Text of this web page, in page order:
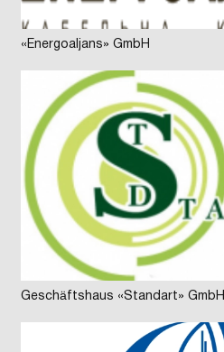
«Energoaljans» GmbH
Geschäftshaus «Standart» GmbH